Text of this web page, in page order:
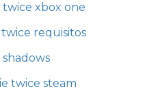
twice xbox one
requisitos
twice steam